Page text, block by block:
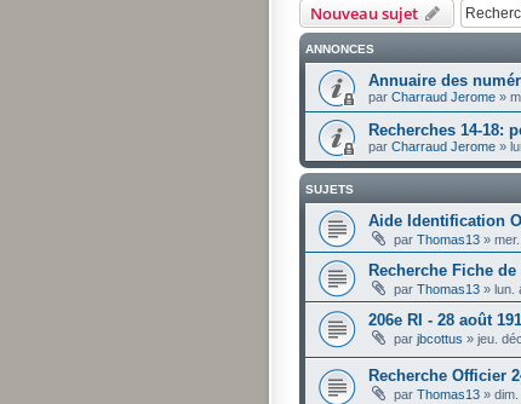
Nouveau sujet
ANNONCES
Annuaire des
par Charraud Jerome »
Recherches 14-18:
par Charraud Jerome »
SUJETS
Aide Identification
par Thomas13 »
Recherche Fiche
par Thomas13 » lun.
206e RI - 28 août
par jbcottus » jeu.
Recherche Officier
par Thomas13 »